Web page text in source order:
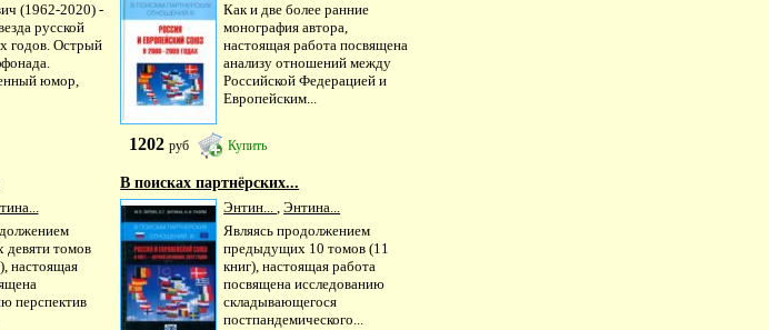
(1962-2020) -
русской
годов. Острый
юмор,
Как и две более ранние
монография автора,
настоящая работа посвящена
анализу отношений между
Российской Федерацией и
Европейским...
1202руб Купить
томов
настоящая
перспектив
В поисках партнёрских...
Энтин...,Энтина...
Являясь продолжением
предыдущих 10 томов (11
книг), настоящая работа
посвящена исследованию
складывающегося
постпандемического...